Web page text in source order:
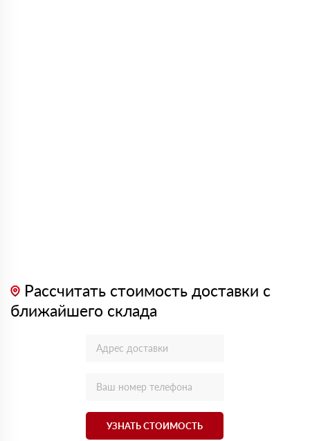
Рассчитать стоимость доставки с
ближайшего склада
УЗНАТЬ СТОИМОСТЬ